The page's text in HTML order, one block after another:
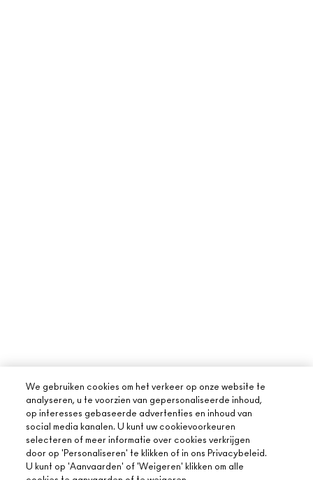
We gebruiken cookies om het verkeer op onze website te
analyseren, u te voorzien van gepersonaliseerde inhoud,
op interesses gebaseerde advertenties en inhoud van
social media kanalen. U kunt uw cookievoorkeuren
selecteren of meer informatie over cookies verkrijgen
door op 'Personaliseren' te klikken of in ons Privacybeleid.
U kunt op 'Aanvaarden' of 'Weigeren' klikken om alle